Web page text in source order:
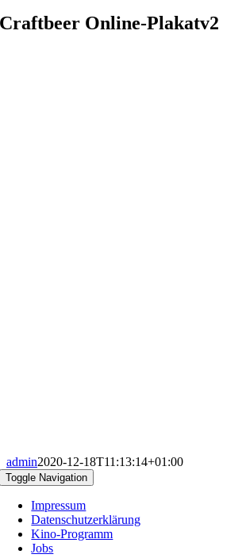
Craftbeer Online-Plakatv2
admin2020-12-18T11:13:14+01:00
Toggle Navigation
Impressum
Datenschutzerklärung
Kino-Programm
Jobs